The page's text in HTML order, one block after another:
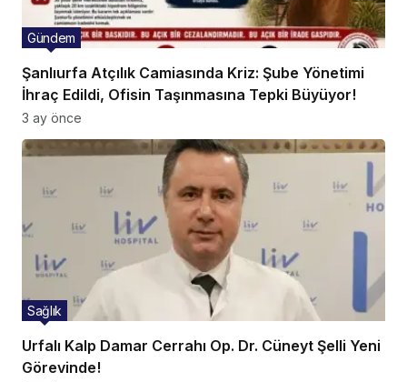
Şanlıurfa Atçılık Camiasında Kriz: Şube Yönetimi
İhraç Edildi, Ofisin Taşınmasına Tepki Büyüyor!
Gündem
3 ay önce
Urfalı Kalp Damar Cerrahı Op. Dr. Cüneyt Şelli Yeni
Görevinde!
Sağlık